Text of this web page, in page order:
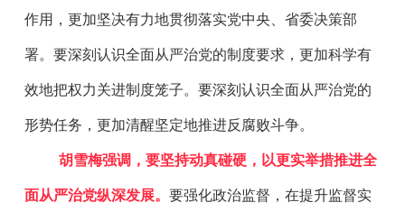
作用，更加坚决有力地贯彻落实党中央、省委决策部
署。要深刻认识全面从严治党的制度要求，更加科学有
效地把权力关进制度笼子。要深刻认识全面从严治党的
形势任务，更加清醒坚定地推进反腐败斗争。
胡雪梅强调，要坚持动真碰硬，以更实举措推进全
面从严治党纵深发展。 要强化政治监督，在提升监督实